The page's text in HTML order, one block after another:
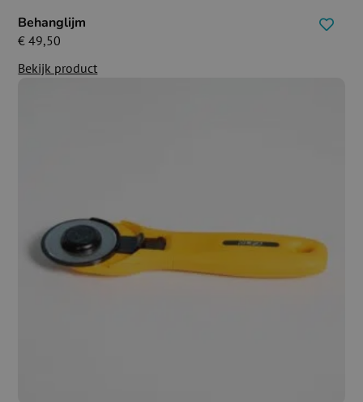
Behanglijm
€ 49,50
Bekijk product